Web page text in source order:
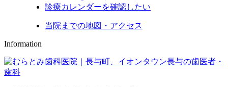
診療カレンダーを確認したい
当院までの地図・アクセス
Information